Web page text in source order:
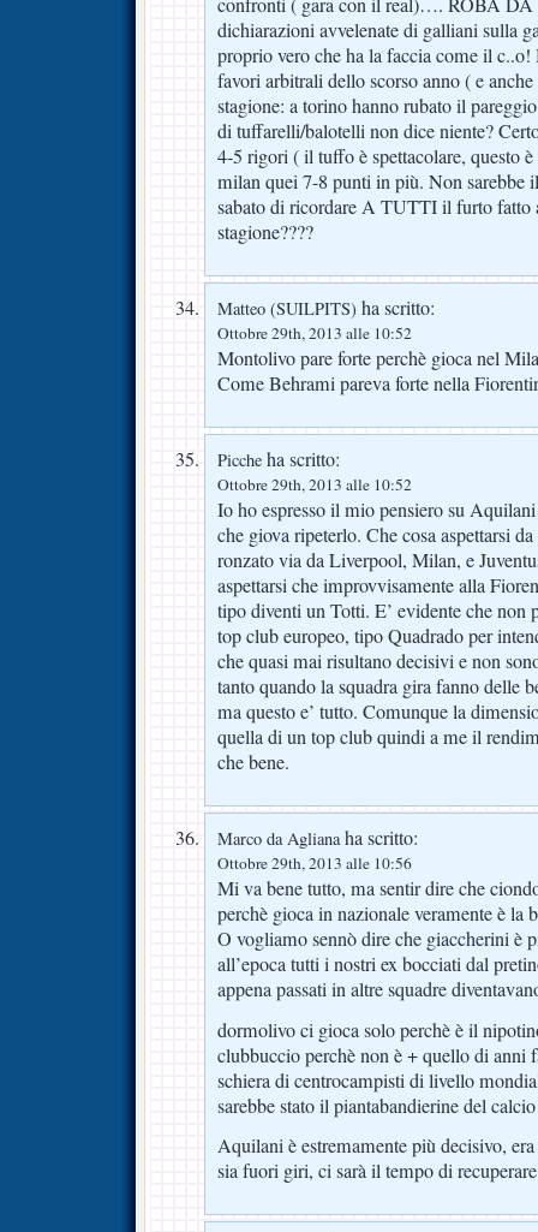
dichiarazioni avvelenate di galliani sulla
proprio vero che ha la faccia come il
favori arbitrali dello scorso anno ( e
stagione: a torino hanno rubato il
di tuffarelli/balotelli non dice niente?
4-5 rigori ( il tuffo è spettacolare, questo
milan quei 7-8 punti in più. Non sarebbe
sabato di ricordare A TUTTI il furto fatto
stagione????
Matteo (SUILPITS) ha scritto:
Ottobre 29th, 2013 alle 10:52
Montolivo pare forte perchè gioca nel
Come Behrami pareva forte nella
Picche ha scritto:
Ottobre 29th, 2013 alle 10:52
Io ho espresso il mio pensiero su
che giova ripeterlo. Che cosa aspettarsi
ronzato via da Liverpool, Milan, e
aspettarsi che improvvisamente alla
tipo diventi un Totti. E’ evidente che non
top club europeo, tipo Quadrado per
che quasi mai risultano decisivi e non
tanto quando la squadra gira fanno delle
ma questo e’ tutto. Comunque la
quella di un top club quindi a me il
che bene.
Marco da Aglianaha scritto:
Ottobre 29th, 2013 alle 10:56
Mi va bene tutto, ma sentir dire che
perchè gioca in nazionale veramente è la
O vogliamo sennò dire che giaccherini è
all’epoca tutti i nostri ex bocciati dal
appena passati in altre squadre
dormolivo ci gioca solo perchè è il
clubbuccio perchè non è + quello di anni
schiera di centrocampisti di livello
sarebbe stato il piantabandierine del
Aquilani è estremamente più decisivo,
sia fuori giri, ci sarà il tempo di